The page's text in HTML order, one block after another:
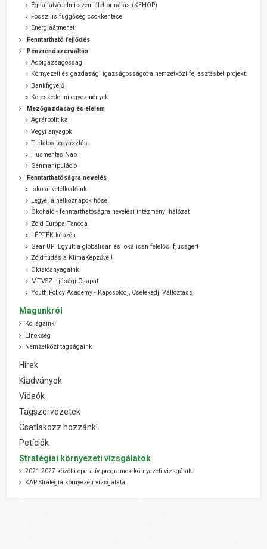
Éghajlatvédelmi szemléletformálás (KEHOP)
Fosszilis függőség csökkentése
Energiaátmenet
Fenntartható fejlődés
Pénzrendszerváltás
Adóigazságosság
Környezeti és gazdasági igazságosságot a nemzetközi fejlesztésbe! projekt
Bankfigyelő
Kereskedelmi egyezmények
Mezőgazdaság és élelem
Agrárpolitika
Vegyi anyagok
Tudatos fogyasztás
Húsmentes Nap
Génmanipuláció
Fenntarthatóságra nevelés
Iskolai vetélkedőink
Legyél a hétköznapok hőse!
Ökoháló - fenntarthatóságra nevelési intézményi hálózat
Zöld Európa Tanoda
LÉPTÉK képzés
Gear UP! Együtt a globálisan és lokálisan felelős ifjúságért
Zöld tudás a KlímaKépzővel!
Oktatóanyagaink
MTVSZ Ifjúsági Csapat
Youth Policy Academy - Kapcsolódj, Cselekedj, Változtass
Magunkról
Kollégáink
Elnökség
Nemzetközi tagságaink
Hírek
Kiadványok
Videók
Tagszervezetek
Csatlakozz hozzánk!
Petíciók
Stratégiai környezeti vizsgálatok
2021-2027 közötti operatív programok környezeti vizsgálata
KAP Stratégia környezeti vizsgálata